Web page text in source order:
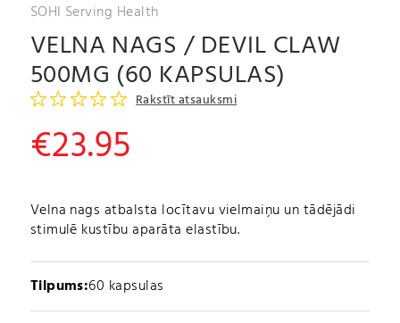
SOHI Serving Health
VELNA NAGS / DEVIL CLAW
500MG (60 KAPSULAS)
Rakstīt atsauksmi
€23.95
Velna nags atbalsta locītavu vielmaiņu un tādējādi
stimulē kustību aparāta elastību.
Tilpums:60 kapsulas